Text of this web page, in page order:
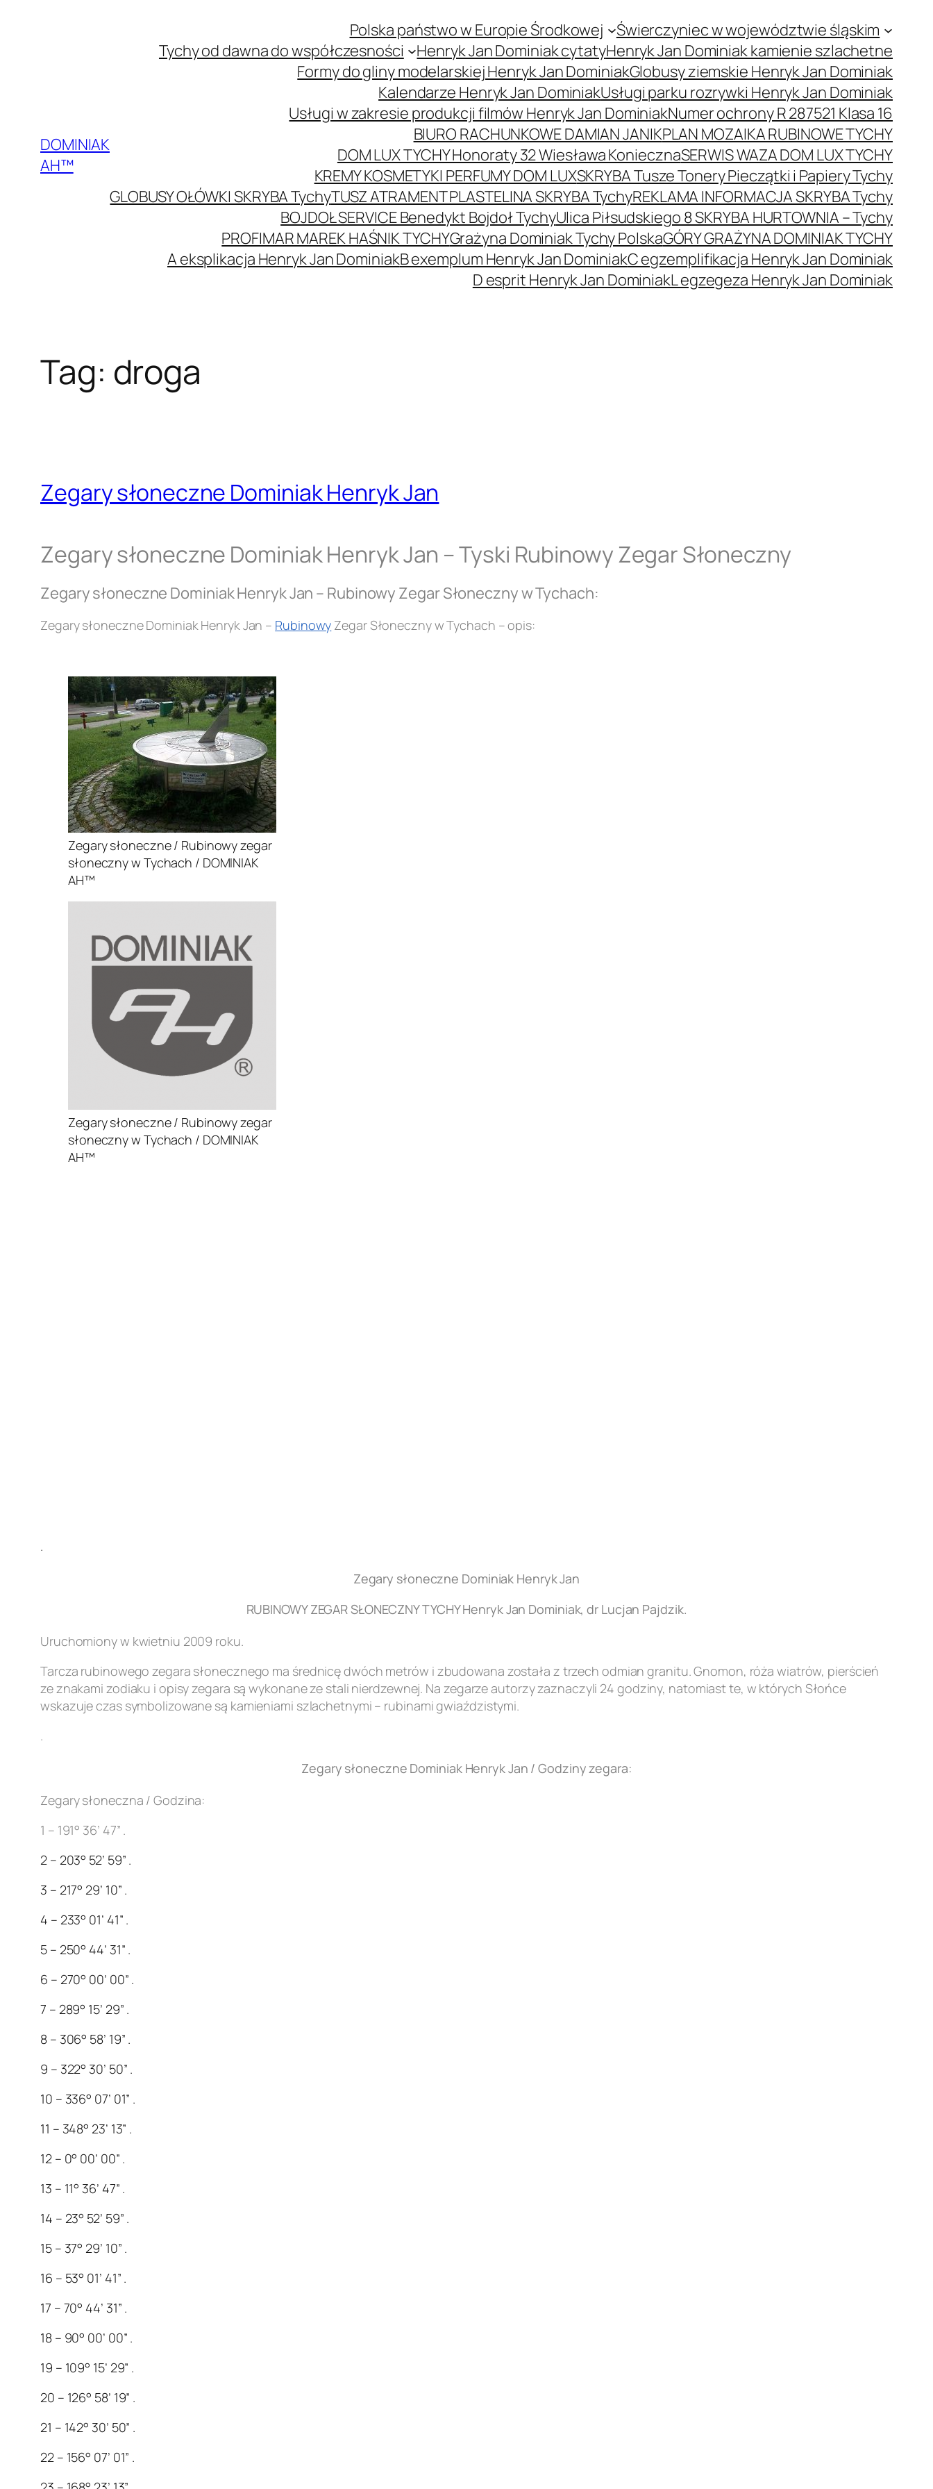
DOMINIAK
AH™
Polska państwo w Europie Środkowej
Świerczyniec w województwie śląskim
Tychy od dawna do współczesności
Henryk Jan Dominiak cytatyHenryk Jan Dominiak kamienie szlachetne
Formy do gliny modelarskiej Henryk Jan DominiakGlobusy ziemskie Henryk Jan Dominiak
Kalendarze Henryk Jan DominiakUsługi parku rozrywki Henryk Jan Dominiak
Usługi w zakresie produkcji filmów Henryk Jan DominiakNumer ochrony R 287521 Klasa 16
BIURO RACHUNKOWE DAMIAN JANIKPLAN MOZAIKA RUBINOWE TYCHY
DOM LUX TYCHY Honoraty 32 Wiesława KoniecznaSERWIS WAZA DOM LUX TYCHY
KREMY KOSMETYKI PERFUMY DOM LUXSKRYBA Tusze Tonery Pieczątki i Papiery Tychy
GLOBUSY OŁÓWKI SKRYBA TychyTUSZ ATRAMENT PLASTELINA SKRYBA TychyREKLAMA INFORMACJA SKRYBA Tychy
BOJDOŁ SERVICE Benedykt Bojdoł TychyUlica Piłsudskiego 8 SKRYBA HURTOWNIA – Tychy
PROFIMAR MAREK HAŚNIK TYCHYGrażyna Dominiak Tychy PolskaGÓRY GRAŻYNA DOMINIAK TYCHY
A eksplikacja Henryk Jan DominiakB exemplum Henryk Jan DominiakC egzemplifikacja Henryk Jan Dominiak
D esprit Henryk Jan DominiakL egzegeza Henryk Jan Dominiak
Tag: droga
Zegary słoneczne Dominiak Henryk Jan
Zegary słoneczne Dominiak Henryk Jan – Tyski Rubinowy Zegar Słoneczny
Zegary słoneczne Dominiak Henryk Jan – Rubinowy Zegar Słoneczny w Tychach:
Zegary słoneczne Dominiak Henryk Jan – Rubinowy Zegar Słoneczny w Tychach – opis:
Zegary słoneczne / Rubinowy zegar
słoneczny w Tychach / DOMINIAK
AH™
Zegary słoneczne / Rubinowy zegar
słoneczny w Tychach / DOMINIAK
AH™
.
Zegary słoneczne Dominiak Henryk Jan
RUBINOWY ZEGAR SŁONECZNY TYCHY Henryk Jan Dominiak, dr Lucjan Pajdzik.
Uruchomiony w kwietniu 2009 roku.
Tarcza rubinowego zegara słonecznego ma średnicę dwóch metrów i zbudowana została z trzech odmian granitu. Gnomon, róża wiatrów, pierścień
ze znakami zodiaku i opisy zegara są wykonane ze stali nierdzewnej. Na zegarze autorzy zaznaczyli 24 godziny, natomiast te, w których Słońce
wskazuje czas symbolizowane są kamieniami szlachetnymi – rubinami gwiaździstymi.
.
Zegary słoneczne Dominiak Henryk Jan / Godziny zegara:
Zegary słoneczna / Godzina:
1 – 191° 36’ 47” .
2 – 203° 52’ 59” .
3 – 217° 29’ 10” .
4 – 233° 01’ 41” .
5 – 250° 44’ 31” .
6 – 270° 00’ 00” .
7 – 289° 15’ 29” .
8 – 306° 58’ 19” .
9 – 322° 30’ 50” .
10 – 336° 07’ 01” .
11 – 348° 23’ 13” .
12 – 0° 00’ 00” .
13 – 11° 36’ 47” .
14 – 23° 52’ 59” .
15 – 37° 29’ 10” .
16 – 53° 01’ 41” .
17 – 70° 44’ 31” .
18 – 90° 00’ 00” .
19 – 109° 15’ 29” .
20 – 126° 58’ 19” .
21 – 142° 30’ 50” .
22 – 156° 07’ 01” .